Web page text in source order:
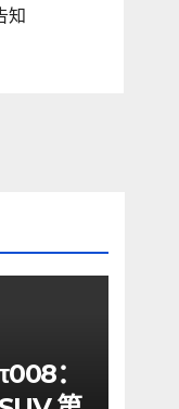
知
：